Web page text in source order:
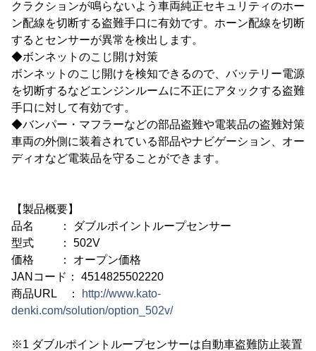
クラクションが鳴らないよう車両純正セキュリティのホー
ン配線を切断する盗難手口に有効です。ホーン配線を切断
するとセンサーが異常を検出します。
◆ボンネットのこじ開け対策
ボンネットのこじ開けを検知できるので、バッテリー電源
を切断するなどエンジンルームに不正にアタックする盗難
手口に対して有効です。
◆バンパー・マフラーなどの部品盗難や電装品の盗難対策
車両の外側に装着されている部品やナビゲーション、オー
ディオなど電装品を守ることができます。
【製品概要】
品名 ： ダブルポイントループセンサー
型式 ： 502V
価格 ： オープン価格
JANコード： 4514825502220
商品URL ：
http://www.kato-
denki.com/solution/option_502v/
※1 ダブルポイントループセンサーは自動車盗難防止装置